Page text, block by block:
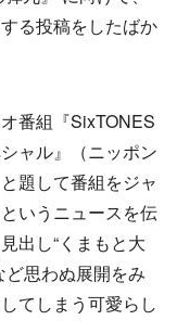
る投稿をしたばか
番組『SixTONES
ャル』（ニッポン
題して番組をジャ
いうニュースを伝
出し“くまもと大
思わぬ展開をみ
てしまう可愛らし